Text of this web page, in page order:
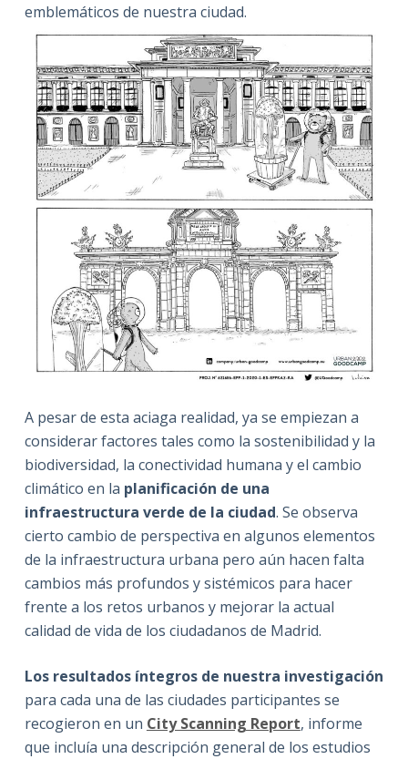
emblemáticos de nuestra ciudad.
A pesar de esta aciaga realidad, ya se empiezan a
considerar factores tales como la sostenibilidad y la
biodiversidad, la conectividad humana y el cambio
climático en la planificación de una
infraestructura verde de la ciudad. Se observa
cierto cambio de perspectiva en algunos elementos
de la infraestructura urbana pero aún hacen falta
cambios más profundos y sistémicos para hacer
frente a los retos urbanos y mejorar la actual
calidad de vida de los ciudadanos de Madrid.
Los resultados íntegros de nuestra investigación
para cada una de las ciudades participantes se
recogieron en un City Scanning Report, informe
que incluía una descripción general de los estudios